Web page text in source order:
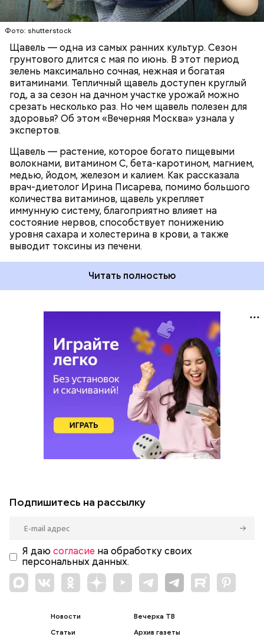
Фото: shutterstock
Щавель — одна из самых ранних культур. Сезон
грунтового длится с мая по июнь. В этот период
зелень максимально сочная, нежная и богатая
витаминами. Тепличный щавель доступен круглый
год, а за сезон на дачном участке урожай можно
срезать несколько раз. Но чем щавель полезен для
здоровья? Об этом «Вечерняя Москва» узнала у
экспертов.
Щавель — растение, которое богато пищевыми
волокнами, витамином С, бета-каротином, магнием,
медью, йодом, железом и калием. Как рассказала
врач-диетолог Ирина Писарева, помимо большого
количества витаминов, щавель укрепляет
иммунную систему, благоприятно влияет на
состояние нервов, способствует понижению
уровня сахара и холестерина в крови, а также
выводит токсины из печени.
Опасность же щавеля состоит в том, что он
содержит большое количество щавелевой кислоты,
которая может способствовать образованию
Читать полностью
ЗДОРОВЬЕ ВРАЧИ
РАСТЕНИЯ
ПРОДУКТЫ
Подпишитесь на рассылку
Я даю согласие на обработку своих
персональных данных.
Новости
Статьи
Вечерка ТВ
Архив газеты